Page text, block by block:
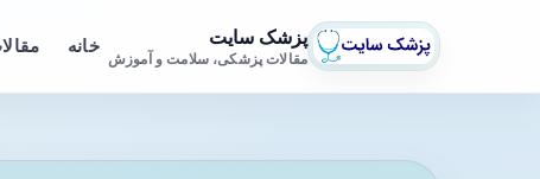
پزشک سایت
مقالات پزشکی، سلامت و آموزش
خانه